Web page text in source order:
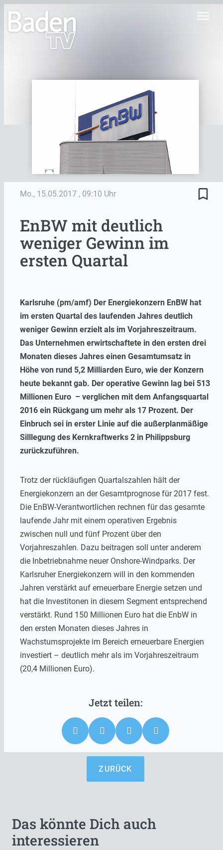
menu
Mo., 15.05.2017 , 09:10 Uhr bookmark_border
EnBW mit deutlich
weniger Gewinn im
ersten Quartal
Karlsruhe (pm/amf) Der Energiekonzern EnBW hat
im ersten Quartal des laufenden Jahres deutlich
weniger Gewinn erzielt als im Vorjahreszeitraum.
Das Unternehmen erwirtschaftete in den ersten drei
Monaten dieses Jahres einen Gesamtumsatz in
Höhe von rund 5,2 Milliarden Euro, wie der Konzern
heute bekannt gab. Der operative Gewinn lag bei 513
Millionen Euro – verglichen mit dem Anfangsquartal
2016 ein Rückgang um mehr als 17 Prozent. Der
Einbruch sei in erster Linie auf die außerplanmäßige
Silllegung des Kernkraftwerks 2 in Philippsburg
zurückzuführen.
Trotz der rückläufigen Quartalszahlen hält der
Energiekonzern an der Gesamtprognose für 2017 fest.
Die EnBW-Verantwortlichen rechnen für das gesamte
laufende Jahr mit einem operativen Ergebnis
zwischen null und fünf Prozent über den
Vorjahreszahlen. Dazu beitragen soll unter anderem
die Inbetriebnahme neuer Onshore-Windparks. Der
Karlsruher Energiekonzern will in den kommenden
Jahren verstärkt auf erneuerbare Energie setzen und
hat die Investitonen in diesem Segment entsprechend
verstärkt. Rund 150 Millionen Euro hat die EnbW in
den ersten Monaten dieses Jahres in
Wachstumsprojekte im Bereich erneuerbare Energien
investiert – deutlich mehr als im Vorjahreszeitraum
(20,4 Millionen Euro).
ZURÜCK
Das könnte Dich auch
interessieren